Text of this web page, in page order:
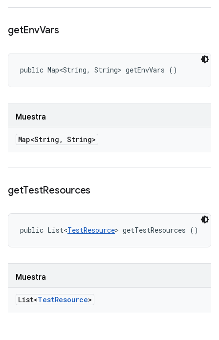
getEnvVars
public Map<String, String> getEnvVars ()
Muestra
Map<String , String>
getTestResources
public List<TestResource> getTestResources ()
Muestra
List<TestResource>